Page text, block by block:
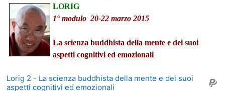
LORIG
1° modulo 20-22 marzo 2015
La scienza buddhista della mente e dei suoi
aspetti cognitivi ed emozionali
Lorig 2 - La scienza buddhista della mente e dei suoi
aspetti cognitivi ed emozionali